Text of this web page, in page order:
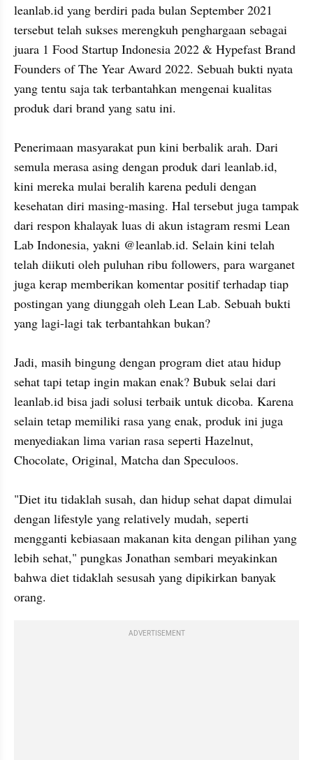
leanlab.id yang berdiri pada bulan September 2021
tersebut telah sukses merengkuh penghargaan sebagai
juara 1 Food Startup Indonesia 2022 & Hypefast Brand
Founders of The Year Award 2022. Sebuah bukti nyata
yang tentu saja tak terbantahkan mengenai kualitas
produk dari brand yang satu ini.
Penerimaan masyarakat pun kini berbalik arah. Dari
semula merasa asing dengan produk dari leanlab.id,
kini mereka mulai beralih karena peduli dengan
kesehatan diri masing-masing. Hal tersebut juga tampak
dari respon khalayak luas di akun istagram resmi Lean
Lab Indonesia, yakni @leanlab.id. Selain kini telah
telah diikuti oleh puluhan ribu followers, para warganet
juga kerap memberikan komentar positif terhadap tiap
postingan yang diunggah oleh Lean Lab. Sebuah bukti
yang lagi-lagi tak terbantahkan bukan?
Jadi, masih bingung dengan program diet atau hidup
sehat tapi tetap ingin makan enak? Bubuk selai dari
leanlab.id bisa jadi solusi terbaik untuk dicoba. Karena
selain tetap memiliki rasa yang enak, produk ini juga
menyediakan lima varian rasa seperti Hazelnut,
Chocolate, Original, Matcha dan Speculoos.
"Diet itu tidaklah susah, dan hidup sehat dapat dimulai
dengan lifestyle yang relatively mudah, seperti
mengganti kebiasaan makanan kita dengan pilihan yang
lebih sehat," pungkas Jonathan sembari meyakinkan
bahwa diet tidaklah sesusah yang dipikirkan banyak
ADVERTISEMENT